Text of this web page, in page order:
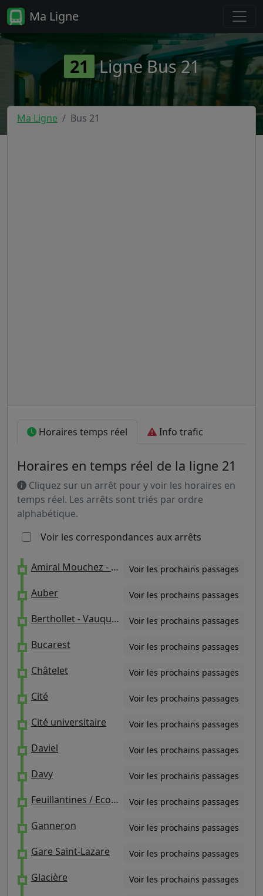
Ma Ligne
21 Ligne Bus 21
Ma Ligne Bus 21
Horaires temps réel Info trafic
Horaires en temps réel de la ligne 21
Cliquez sur un arrêt pour y voir les horaires en
temps réel. Les arrêts sont triés par ordre
alphabétique.
Voir les correspondances aux arrêts
Amiral Mouchez - Charbonnel Voir les prochains passages
Auber Voir les prochains passages
Berthollet - Vauquelin Voir les prochains passages
Bucarest Voir les prochains passages
Châtelet Voir les prochains passages
Cité Voir les prochains passages
Cité universitaire Voir les prochains passages
Daviel Voir les prochains passages
Davy Voir les prochains passages
Feuillantines / Ecole Normale Supérieure Voir les prochains passages
Ganneron Voir les prochains passages
Gare Saint-Lazare Voir les prochains passages
Glacière Voir les prochains passages